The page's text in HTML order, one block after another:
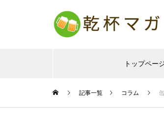
トップペー
記事一覧 コラム